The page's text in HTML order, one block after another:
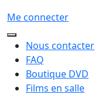
Me connecter
Nous contacter
FAQ
Boutique DVD
Films en salle